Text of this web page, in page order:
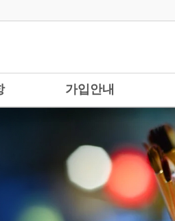
가입안내